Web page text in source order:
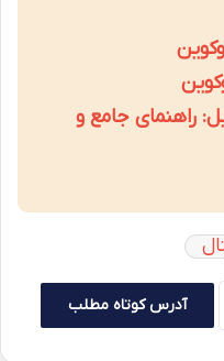
راهنمای جامع و
آدرس کوتاه مطلب